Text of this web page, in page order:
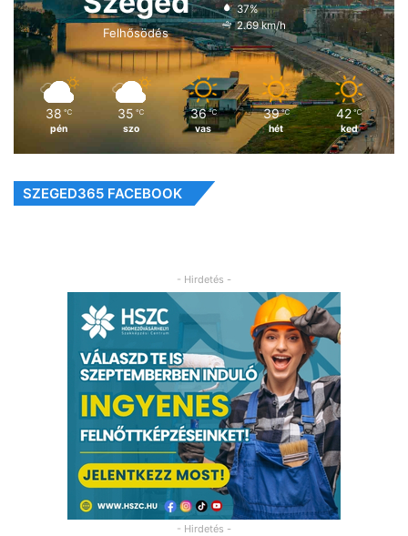
Felhősödés
37%
2.69 km/h
38 ℃
pén
35 ℃
szo
36 ℃
vas
39 ℃
hét
42 ℃
ked
SZEGED365 FACEBOOK
- Hirdetés -
- Hirdetés -